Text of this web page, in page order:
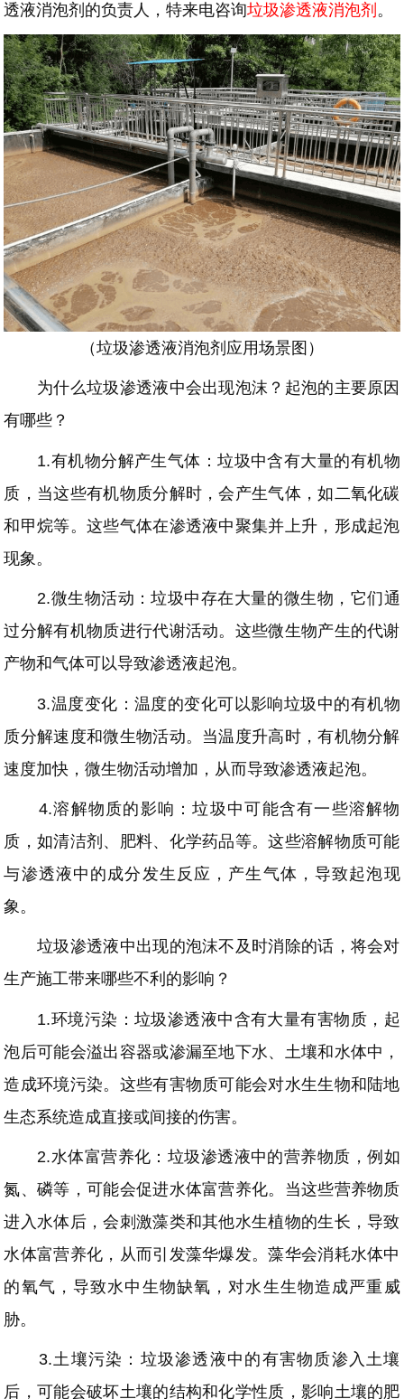
透液消泡剂的负责人，特来电咨询垃圾渗透液消泡剂 。
（垃圾渗透液消泡剂应用场景图）
为什么垃圾渗透液中会出现泡沫？起泡的主要原因
有哪些？
1.有机物分解产生气体：垃圾中含有大量的有机物
质，当这些有机物质分解时，会产生气体，如二氧化碳
和甲烷等。这些气体在渗透液中聚集并上升，形成起泡
现象。
2.微生物活动：垃圾中存在大量的微生物，它们通
过分解有机物质进行代谢活动。这些微生物产生的代谢
产物和气体可以导致渗透液起泡。
3.温度变化：温度的变化可以影响垃圾中的有机物
质分解速度和微生物活动。当温度升高时，有机物分解
速度加快，微生物活动增加，从而导致渗透液起泡。
4.溶解物质的影响：垃圾中可能含有一些溶解物
质，如清洁剂、肥料、化学药品等。这些溶解物质可能
与渗透液中的成分发生反应，产生气体，导致起泡现
象。
垃圾渗透液中出现的泡沫不及时消除的话，将会对
生产施工带来哪些不利的影响？
1.环境污染：垃圾渗透液中含有大量有害物质，起
泡后可能会溢出容器或渗漏至地下水、土壤和水体中，
造成环境污染。这些有害物质可能会对水生生物和陆地
生态系统造成直接或间接的伤害。
2.水体富营养化：垃圾渗透液中的营养物质，例如
氮、磷等，可能会促进水体富营养化。当这些营养物质
进入水体后，会刺激藻类和其他水生植物的生长，导致
水体富营养化，从而引发藻华爆发。藻华会消耗水体中
的氧气，导致水中生物缺氧，对水生生物造成严重威
胁。
3.土壤污染：垃圾渗透液中的有害物质渗入土壤
后，可能会破坏土壤的结构和化学性质，影响土壤的肥